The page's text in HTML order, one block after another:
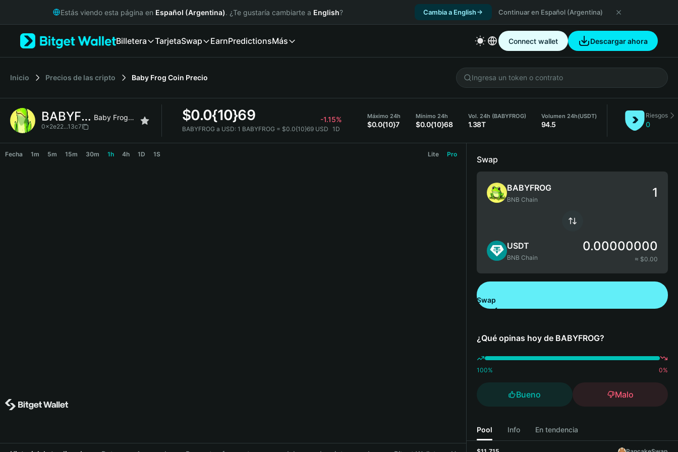
Русский
Italiano
简体中文
繁體中文
Bahasa Indonesia
Estás viendo esta página en Español (Argentina). ¿Te gustaría cambiarte a English? Cambia a English Continuar en Español (Argentina)
Billetera TarjetaSwap EarnPredictionsMás Connect wallet Descargar ahora
Inicio Precios de las cripto Baby Frog Coin Precio
BABYFROG Baby Frog Coin
0x2e22...13c7
$0.0{10}69 -1.15%
BABYFROG a USD: 1 BABYFROG = $0.0{10}69 USD 1D
Máximo 24h
$0.0{10}7
Mínimo 24h
$0.0{10}68
Vol. 24h (BABYFROG)
1.38T
Volumen 24h(USDT)
94.5
Riesgos
0
Fecha 1m 5m 15m 30m 1h 4h 1D 1S Lite Pro
Swap
BABYFROG
BNB Chain
USDT
BNB Chain
0.00000000
≈ $0.00
Swap
¿Qué opinas hoy de BABYFROG?
100% 0%
Bueno Malo
Pool Info En tendencia